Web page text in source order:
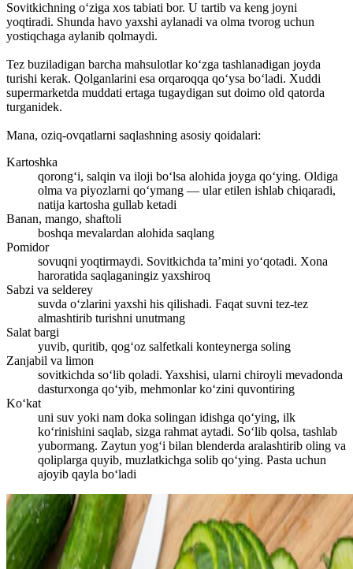
Sovitkichning o‘ziga xos tabiati bor. U tartib va keng joyni
yoqtiradi. Shunda havo yaxshi aylanadi va olma tvorog uchun
yostiqchaga aylanib qolmaydi.
Tez buziladigan barcha mahsulotlar ko‘zga tashlanadigan joyda
turishi kerak. Qolganlarini esa orqaroqqa qo‘ysa bo‘ladi. Xuddi
supermarketda muddati ertaga tugaydigan sut doimo old qatorda
turganidek.
Mana, oziq-ovqatlarni saqlashning asosiy qoidalari:
Kartoshka
qorong‘i, salqin va iloji bo‘lsa alohida joyga qo‘ying. Oldiga
olma va piyozlarni qo‘ymang — ular etilen ishlab chiqaradi,
natija kartosha gullab ketadi
Banan, mango, shaftoli
boshqa mevalardan alohida saqlang
Pomidor
sovuqni yoqtirmaydi. Sovitkichda ta’mini yo‘qotadi. Xona
haroratida saqlaganingiz yaxshiroq
Sabzi va selderey
suvda o‘zlarini yaxshi his qilishadi. Faqat suvni tez-tez
almashtirib turishni unutmang
Salat bargi
yuvib, quritib, qog‘oz salfetkali konteynerga soling
Zanjabil va limon
sovitkichda so‘lib qoladi. Yaxshisi, ularni chiroyli mevadonda
dasturxonga qo‘yib, mehmonlar ko‘zini quvontiring
Ko‘kat
uni suv yoki nam doka solingan idishga qo‘ying, ilk
ko‘rinishini saqlab, sizga rahmat aytadi. So‘lib qolsa, tashlab
yubormang. Zaytun yog‘i bilan blenderda aralashtirib oling va
qoliplarga quyib, muzlatkichga solib qo‘ying. Pasta uchun
ajoyib qayla bo‘ladi